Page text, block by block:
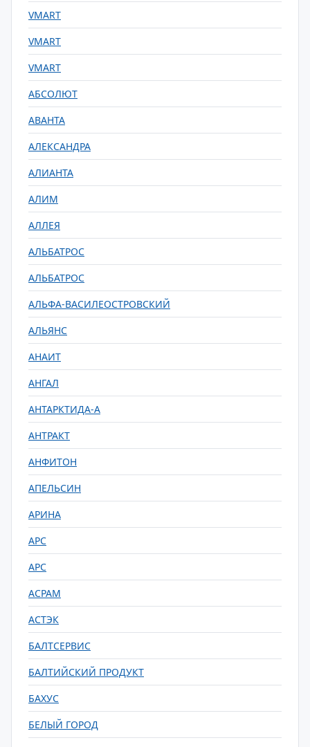
VMART
VMART
VMART
АБСОЛЮТ
АВАНТА
АЛЕКСАНДРА
АЛИАНТА
АЛИМ
АЛЛЕЯ
АЛЬБАТРОС
АЛЬБАТРОС
АЛЬФА-ВАСИЛЕОСТРОВСКИЙ
АЛЬЯНС
АНАИТ
АНГАЛ
АНТАРКТИДА-А
АНТРАКТ
АНФИТОН
АПЕЛЬСИН
АРИНА
АРС
АРС
АСРАМ
АСТЭК
БАЛТСЕРВИС
БАЛТИЙСКИЙ ПРОДУКТ
БАХУС
БЕЛЫЙ ГОРОД